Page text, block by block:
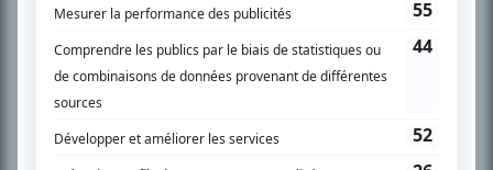
PLAN DU SITE
Accueil
Liste des oeuvres
Recherche avancée